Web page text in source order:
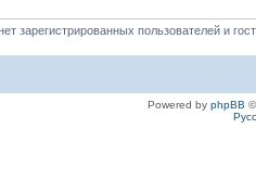
зарегистрированных пользователей и
Powered by phpBB